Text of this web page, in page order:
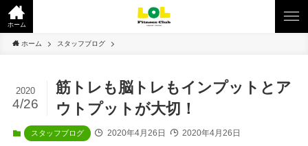
ホーム
ホーム スタッフブログ
筋トレも脳トレもインプットとア
ウトプットが大切！
2020
4/26
スタッフブログ 2020年4月26日 2020年4月26日